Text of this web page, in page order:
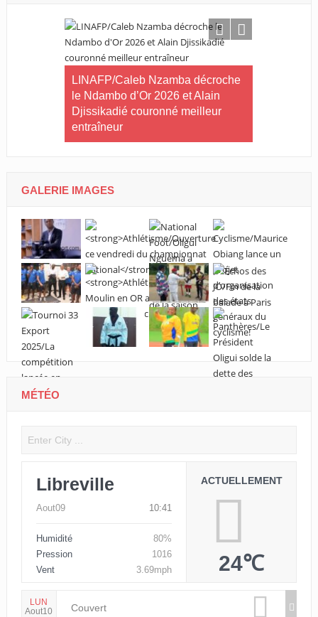
LINAFP/Caleb Nzamba décroche
le Ndambo d’Or 2026 et Alain
Djissikadié couronné meilleur
entraîneur
GALERIE IMAGES
MÉTÉO
Libreville
Aout09 10:41
Humidité
80%
Pression
1016
Vent
3.69mph
ACTUELLEMENT
24℃
LUN
Aout10
Couvert